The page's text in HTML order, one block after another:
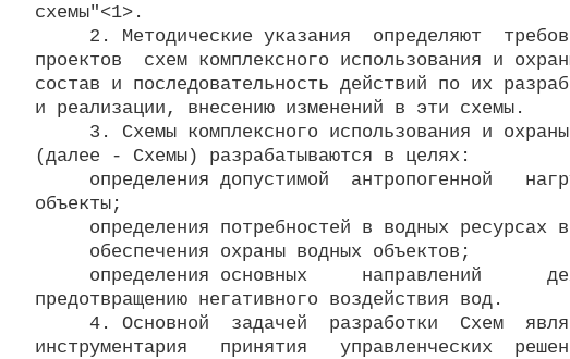
схемы"<1>.
2. Методические указания  определяют
проектов  схем комплексного использования и
состав и последовательность действий по их
и реализации, внесению изменений в эти схемы.
3. Схемы комплексного использования и
(далее - Схемы) разрабатываются в целях:
определения допустимой  антропогенной
объекты;
определения потребностей в водных ресурсах
     обеспечения охраны водных объектов;
определения основных     направлений
предотвращению негативного воздействия вод.
4. Основной  задачей  разработки  Схем
инструментария   принятия   управленческих